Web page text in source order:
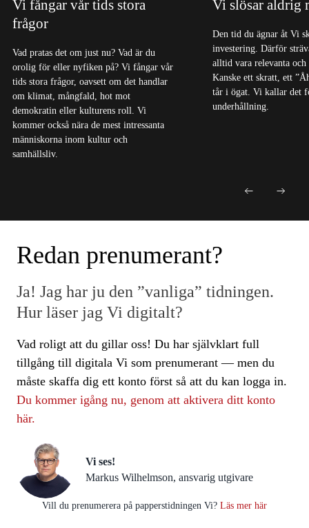
Vi fångar vår tids stora
frågor
Vad pratas det om just nu? Vad är du
orolig för eller nyfiken på? Vi fångar vår
tids stora frågor, oavsett om det handlar
om klimat, mångfald, hot mot
demokratin eller kulturens roll. Vi
kommer också nära de mest intressanta
människorna inom kultur och
samhällsliv.
Vi slösar aldrig
Den tid du ägnar åt Vi
investering. Därför
alltid vara relevanta och
Kanske ett skratt, ett
tår i ögat. Vi kallar det
underhållning.
Redan prenumerant?
Ja! Jag har ju den ”vanliga” tidningen.
Hur läser jag Vi digitalt?
Vad roligt att du gillar oss! Du har självklart full
tillgång till digitala Vi som prenumerant — men du
måste skaffa dig ett konto först så att du kan logga in.
Du kommer igång nu, genom att aktivera ditt konto
här.
Vi ses!
Markus Wilhelmson, ansvarig utgivare
Vill du prenumerera på papperstidningen Vi? Läs mer här